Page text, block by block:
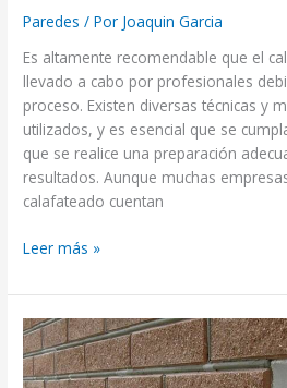
Paredes / Por Joaquin Garcia
Es altamente recomendable que el
llevado a cabo por profesionales
proceso. Existen diversas técnicas y
utilizados, y es esencial que se
que se realice una preparación
resultados. Aunque muchas
calafateado cuentan
Leer más »
Cómo
aislar
fachadas: